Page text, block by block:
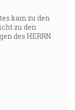
kam zu den
zu den
des HERRN